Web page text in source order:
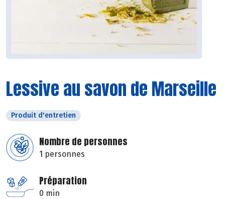
Lessive au savon de Marseille
Produit d'entretien
Nombre de personnes
1 personnes
Préparation
0 min